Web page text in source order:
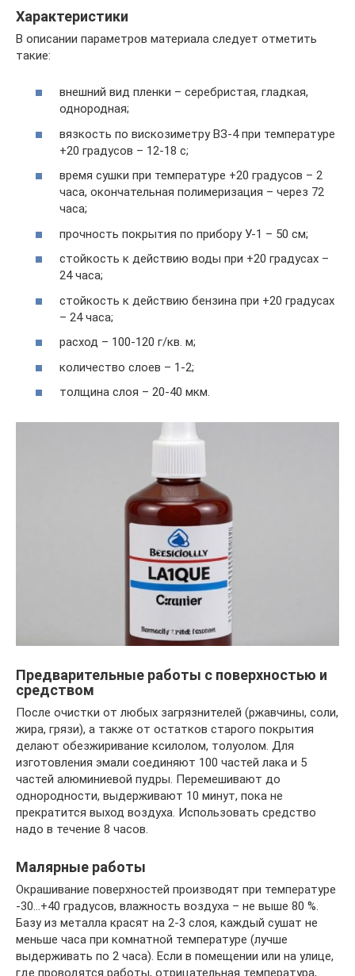
Характеристики
В описании параметров материала следует отметить
такие:
внешний вид пленки – серебристая, гладкая,
однородная;
вязкость по вискозиметру ВЗ-4 при температуре
+20 градусов – 12-18 с;
время сушки при температуре +20 градусов – 2
часа, окончательная полимеризация – через 72
часа;
прочность покрытия по прибору У-1 – 50 см;
стойкость к действию воды при +20 градусах –
24 часа;
стойкость к действию бензина при +20 градусах
– 24 часа;
расход – 100-120 г/кв. м;
количество слоев – 1-2;
толщина слоя – 20-40 мкм.
Предварительные работы с поверхностью и
средством
После очистки от любых загрязнителей (ржавчины, соли,
жира, грязи), а также от остатков старого покрытия
делают обезжиривание ксилолом, толуолом. Для
изготовления эмали соединяют 100 частей лака и 5
частей алюминиевой пудры. Перемешивают до
однородности, выдерживают 10 минут, пока не
прекратится выход воздуха. Использовать средство
надо в течение 8 часов.
Малярные работы
Окрашивание поверхностей производят при температуре
-30…+40 градусов, влажность воздуха – не выше 80 %.
Базу из металла красят на 2-3 слоя, каждый сушат не
меньше часа при комнатной температуре (лучше
выдерживать по 2 часа). Если в помещении или на улице,
где проводятся работы, отрицательная температура,